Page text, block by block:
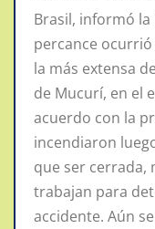
Brasil, informó la
percance ocurrió
la más extensa
de Mucurí, en el
acuerdo con la
incendiaron
que ser cerrada,
trabajan para
accidente. Aún